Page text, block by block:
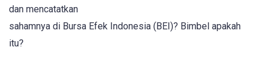
dan mencatatkan
sahamnya di Bursa Efek Indonesia (BEI)? Bimbel apakah
itu?